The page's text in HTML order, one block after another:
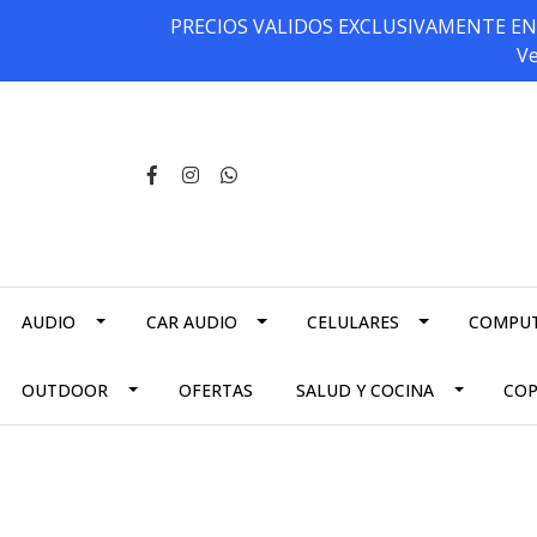
PRECIOS VALIDOS EXCLUSIVAMENTE
AUDIO CAR AUDIO CELULARES
OUTDOOR OFERTAS SALUD Y COCINA